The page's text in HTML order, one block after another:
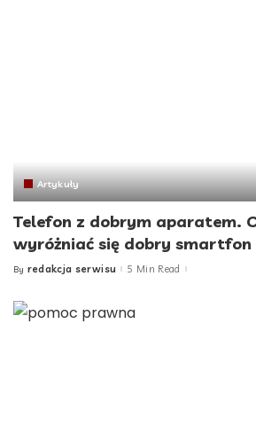
Artykuły
Telefon z dobrym aparatem.
wyróżniać się dobry smartfon
Posted
By redakcja serwisu 5 Min Read